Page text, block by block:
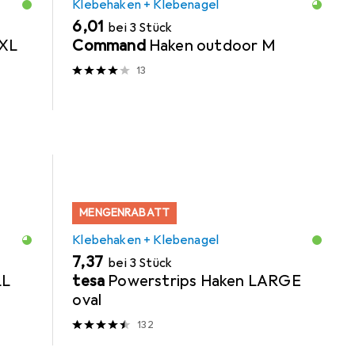
Klebehaken + Klebenagel
EUR
6,01 bei 3 Stück
Command Haken outdoor M
13
MENGENRABATT
Klebehaken + Klebenagel
EUR
7,37 bei 3 Stück
tesa Powerstrips Haken LARGE
oval
132